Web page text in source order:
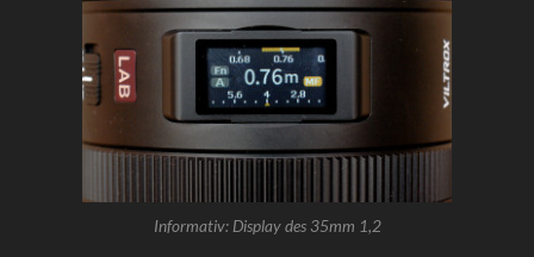
Informativ: Display des 35mm 1,2